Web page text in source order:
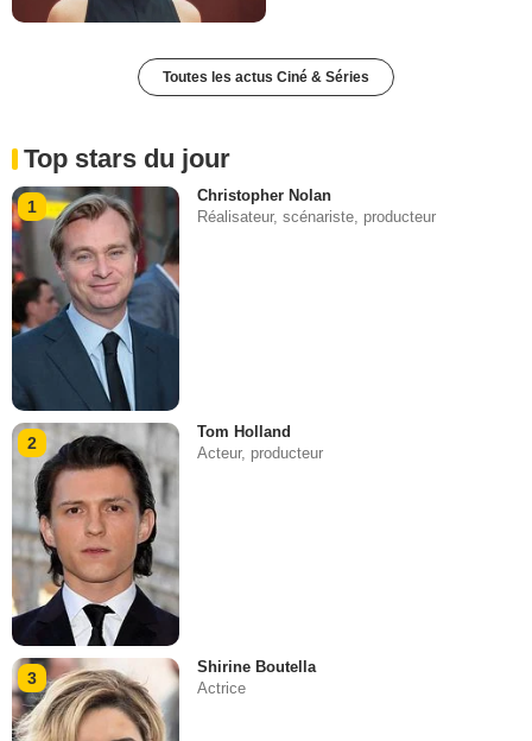
Toutes les actus Ciné & Séries
Top stars du jour
1
Christopher Nolan
Réalisateur, scénariste, producteur
2
Tom Holland
Acteur, producteur
3
Shirine Boutella
Actrice